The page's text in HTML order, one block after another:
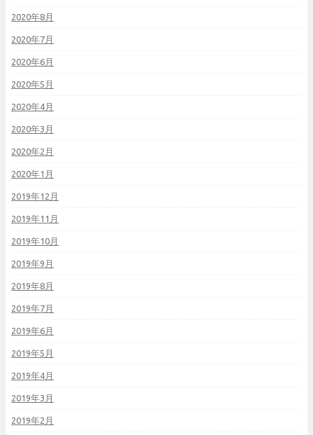
2020年8月
2020年7月
2020年6月
2020年5月
2020年4月
2020年3月
2020年2月
2020年1月
2019年12月
2019年11月
2019年10月
2019年9月
2019年8月
2019年7月
2019年6月
2019年5月
2019年4月
2019年3月
2019年2月